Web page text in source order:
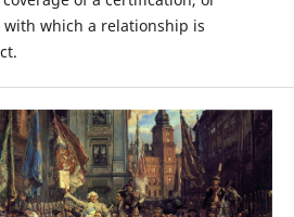
which a relationship is